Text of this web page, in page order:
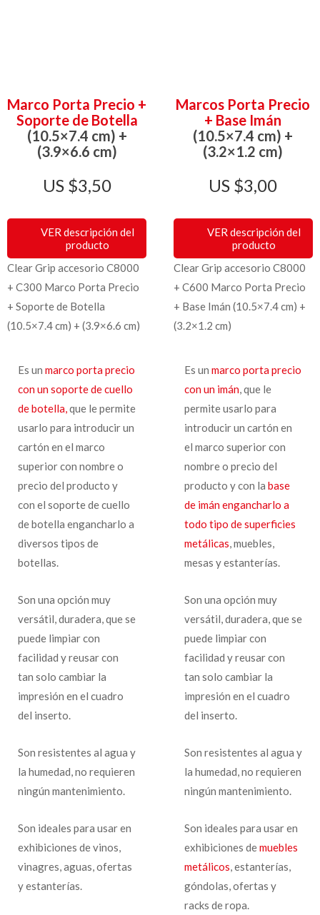
Marco Porta Precio +
Soporte de Botella
(10.5×7.4 cm) +
(3.9×6.6 cm)
$3,50
VER descripción del
producto
Clear Grip accesorio C8000
+ C300 Marco Porta Precio
+ Soporte de Botella
(10.5×7.4 cm) + (3.9×6.6 cm)
Es un marco porta precio
con un soporte de cuello
de botella, que le permite
usarlo para introducir un
cartón en el marco
superior con nombre o
precio del producto y
con el soporte de cuello
de botella engancharlo a
diversos tipos de
botellas.
Son una opción muy
versátil, duradera, que se
puede limpiar con
facilidad y reusar con
tan solo cambiar la
impresión en el cuadro
del inserto.
Son resistentes al agua y
la humedad, no requieren
ningún mantenimiento.
Son ideales para usar en
exhibiciones de vinos,
vinagres, aguas, ofertas
y estanterías.
Marcos Porta Precio
+ Base Imán
(10.5×7.4 cm) +
(3.2×1.2 cm)
$3,00
VER descripción del
producto
Clear Grip accesorio C8000
+ C600 Marco Porta Precio
+ Base Imán (10.5×7.4 cm) +
(3.2×1.2 cm)
Es un marco porta precio
con un imán, que le
permite usarlo para
introducir un cartón en
el marco superior con
nombre o precio del
producto y con la base
de imán engancharlo a
todo tipo de superficies
metálicas , muebles,
mesas y estanterías.
Son una opción muy
versátil, duradera, que se
puede limpiar con
facilidad y reusar con
tan solo cambiar la
impresión en el cuadro
del inserto.
Son resistentes al agua y
la humedad, no requieren
ningún mantenimiento.
Son ideales para usar en
exhibiciones demuebles
metálicos , estanterías,
góndolas, ofertas y
racks de ropa.